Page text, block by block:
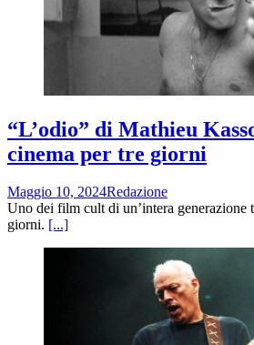
“L’odio” di Mathieu
cinema per tre giorni
Maggio 10, 2024Redazione
Uno dei film cult di un’intera generazione
giorni. [...]